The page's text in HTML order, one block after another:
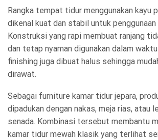
Rangka tempat tidur menggunakan kayu
dikenal kuat dan stabil untuk penggunaan
Konstruksi yang rapi membuat ranjang
dan tetap nyaman digunakan dalam
finishing juga dibuat halus sehingga
dirawat.
Sebagai furniture kamar tidur jepara,
dipadukan dengan nakas, meja rias, atau
senada. Kombinasi tersebut membantu
kamar tidur mewah klasik yang terlihat